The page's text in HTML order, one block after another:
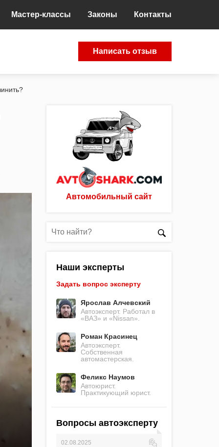
Мастер-классы Законы Контакты
Написать отзыв
Автомобильный сайт
Наши эксперты
Задать вопрос эксперту
Ярослав Алчевский
Автоэксперт. Работал в
«ВАЗ» и «Nissan».
Роман Красинец
Автоэксперт.
Собственная
автомастерская.
Феликс Наумов
Автоюрист.
Практикующий юрист.
Вопросы автоэксперту
02.08.2025